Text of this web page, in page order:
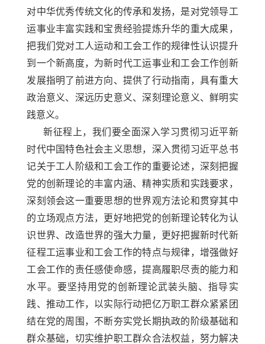
对中华优秀传统文化的传承和发扬，是对党领导工
运事业丰富实践和宝贵经验提炼升华的重大成果，
把我们党对工人运动和工会工作的规律性认识提升
到一个新高度，为新时代工运事业和工会工作创新
发展指明了前进方向、提供了行动指南，具有重大
政治意义、深远历史意义、深刻理论意义、鲜明实
践意义。
新征程上，我们要全面深入学习贯彻习近平新
时代中国特色社会主义思想，深入贯彻习近平总书
记关于工人阶级和工会工作的重要论述，深刻把握
党的创新理论的丰富内涵、精神实质和实践要求，
深刻领会这一重要思想的世界观方法论和贯穿其中
的立场观点方法，更好地把党的创新理论转化为认
识世界、改造世界的强大力量，更好把握新时代新
征程工运事业和工会工作的特点与规律，增强做好
工会工作的责任感使命感，提高履职尽责的能力和
水平。要坚持用党的创新理论武装头脑、指导实
践、推动工作，以实际行动把亿万职工群众紧紧团
结在党的周围，不断夯实党长期执政的阶级基础和
群众基础，切实维护职工群众合法权益，努力解决